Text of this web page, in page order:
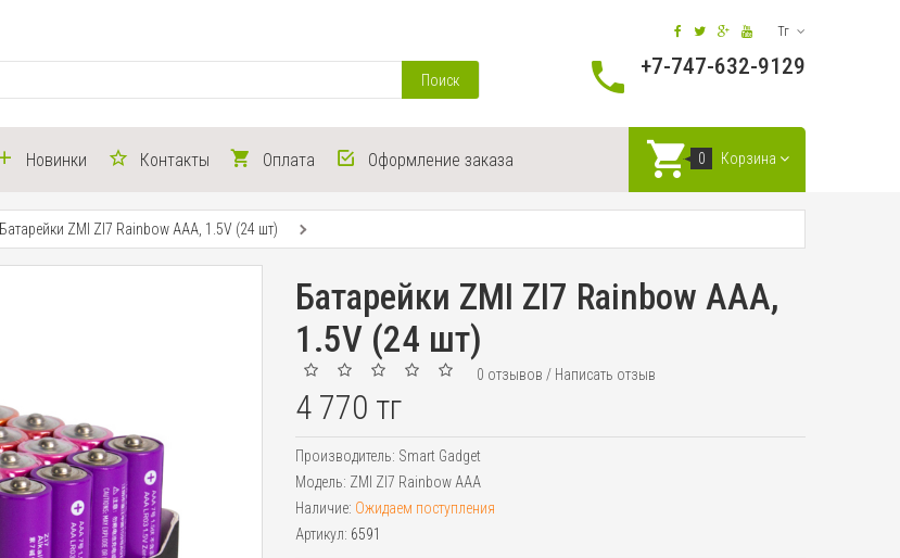
Тг
Поиск
+7-747-632-9129
Новинки Контакты Оплата Оформление заказа 0 Корзина
Батарейки ZMI ZI7 Rainbow AAA, 1.5V (24 шт)
Батарейки ZMI ZI7 Rainbow AAA,
1.5V (24 шт)
0 отзывов / Написать отзыв
4 770 тг
Производитель: Smart Gadget
Модель: ZMI ZI7 Rainbow AAA
Наличие: Ожидаем поступления
Артикул: 6591